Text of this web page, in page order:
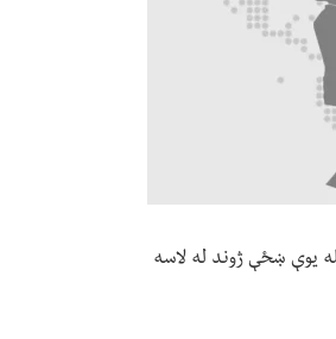
یوې ښځې ژوند له لاسه